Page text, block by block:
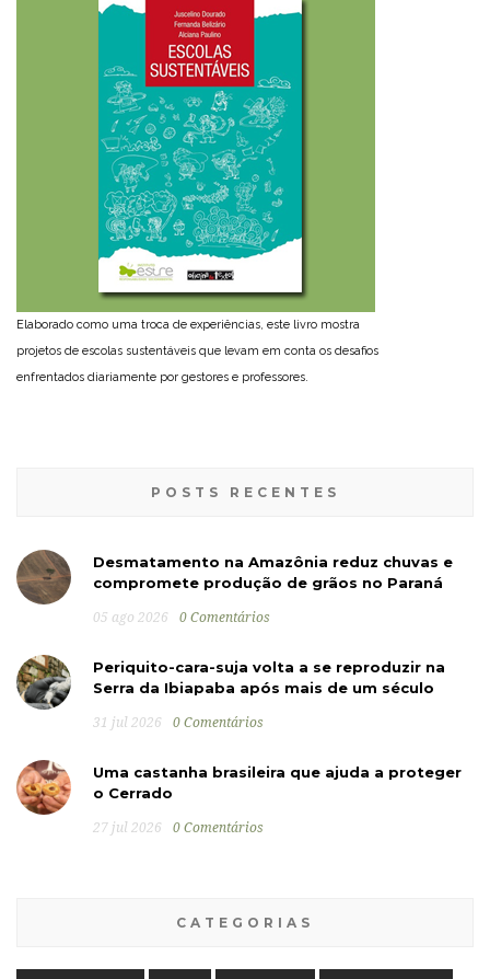
Elaborado como uma troca de experiências, este livro mostra
projetos de escolas sustentáveis que levam em conta os desafios
enfrentados diariamente por gestores e professores.
POSTS RECENTES
Desmatamento na Amazônia reduz chuvas e
compromete produção de grãos no Paraná
05 ago 2026 0 Comentários
Periquito-cara-suja volta a se reproduzir na
Serra da Ibiapaba após mais de um século
31 jul 2026 0 Comentários
Uma castanha brasileira que ajuda a proteger
o Cerrado
27 jul 2026 0 Comentários
CATEGORIAS